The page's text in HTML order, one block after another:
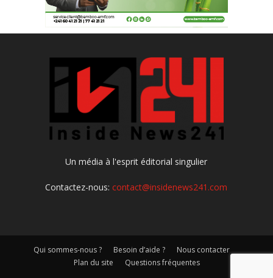
Un média à l'esprit éditorial singulier
Contactez-nous:contact@insidenews241.com
Qui sommes-nous ? Besoin d’aide ?
Nous contacter
Plan du site
Questions fréquentes